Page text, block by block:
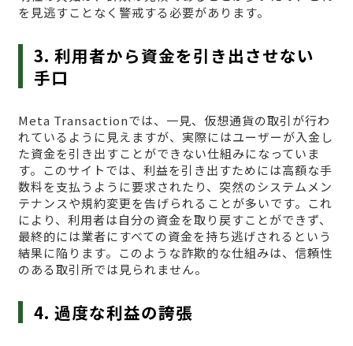
を見逃すことなく警戒する必要があります。
3. 利用者から資金を引き出させない
手口
Meta Transactionでは、一見、仮想通貨の取引が行わ
れているように見えますが、実際にはユーザーが入金し
た資金を引き出すことができない仕組みになっていま
す。このサイトでは、利益を引き出すためには高額な手
数料を支払うように要求されたり、突然のシステムメン
テナンスや規約変更を告げられることが多いです。これ
により、利用者は自分の資金を取り戻すことができず、
最終的には業者にすべての資金を持ち逃げされるという
結果に陥ります。このような詐欺的な仕組みは、信頼性
のある取引所では見られません。
4. 過度な利益の誇張